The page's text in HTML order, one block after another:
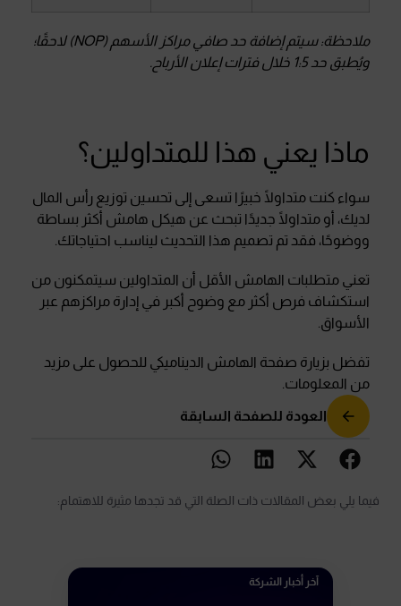
ملاحظة: سيتم إضافة حد صافي مراكز الأسهم (NOP) لاحقًا؛
ويُطبق حد 1:5 خلال فترات إعلان الأرباح.
ماذا يعني هذا للمتداولين؟
سواء كنت متداولًا خبيرًا تسعى إلى تحسين توزيع رأس المال
لديك، أو متداولًا جديدًا تبحث عن هيكل هامش أكثر بساطة
ووضوحًا، فقد تم تصميم هذا التحديث ليناسب احتياجاتك.
تعني متطلبات الهامش الأقل أن المتداولين سيتمكنون من
استكشاف فرص أكثر مع وضوح أكبر في إدارة مراكزهم عبر
الأسواق.
تفضل بزيارة صفحة الهامش الديناميكي للحصول على مزيد
من المعلومات.
العودة للصفحة السابقة
فيما يلي بعض المقالات ذات الصلة التي قد تجدها مثيرة للاهتمام:
آخر أخبار الشركة